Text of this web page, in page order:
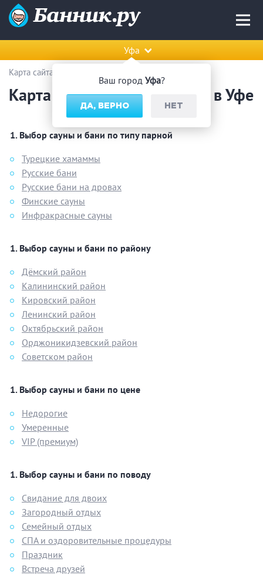
Ваш город Уфа?
ДА, ВЕРНО НЕТ
Уфа
Карта сайта — бани и сауны в Уфе
Карта сайта — бани и сауны в Уфе
Выбор сауны и бани по типу парной
Турецкие хамаммы
Русские бани
Русские бани на дровах
Финские сауны
Инфракрасные сауны
Выбор сауны и бани по району
Дёмский район
Калининский район
Кировский район
Ленинский район
Октябрьский район
Орджоникидзевский район
Советском район
Выбор сауны и бани по цене
Недорогие
Умеренные
VIP (премиум)
Выбор сауны и бани по поводу
Свидание для двоих
Загородный отдых
Семейный отдых
СПА и оздоровительные процедуры
Праздник
Встреча друзей